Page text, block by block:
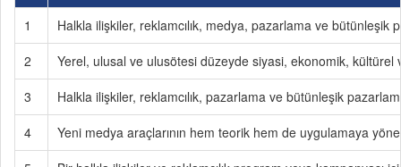
1
Halkla ilişkiler, reklamcılık, medya, pazarlama ve
2
Yerel, ulusal ve ulusötesi düzeyde siyasi, ekonomik,
3
Halkla ilişkiler, reklamcılık, pazarlama ve bütünleşik
4
Yeni medya araçlarının hem teorik hem de uygulamaya